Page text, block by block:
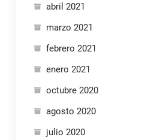
abril 2021
marzo 2021
febrero 2021
enero 2021
octubre 2020
agosto 2020
julio 2020